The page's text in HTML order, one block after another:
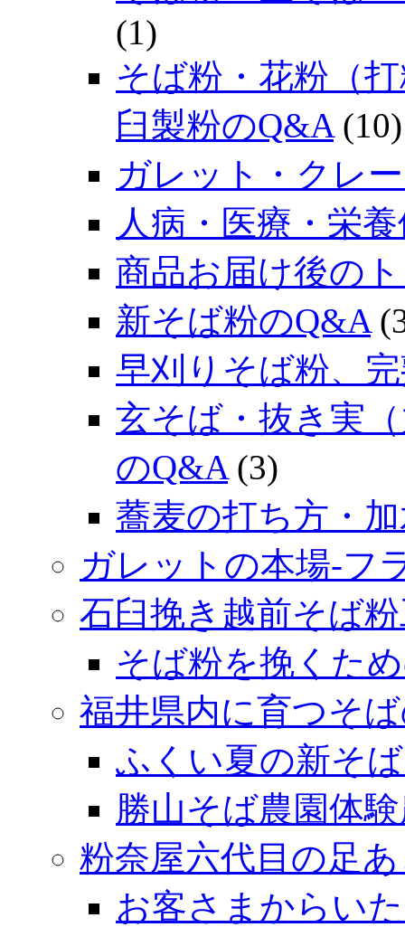
(1)
そば粉・花粉（
臼製粉のQ&A (10)
ガレット・クレ
人病・医療・栄
商品お届け後の
新そば粉のQ&A
早刈りそば粉、
玄そば・抜き実
のQ&A (3)
蕎麦の打ち方・
ガレットの本場‐フ
石臼挽き越前そば
そば粉を挽くた
福井県内に育つそ
ふくい夏の新そ
勝山そば農園体
粉奈屋六代目の足
お客さまからい